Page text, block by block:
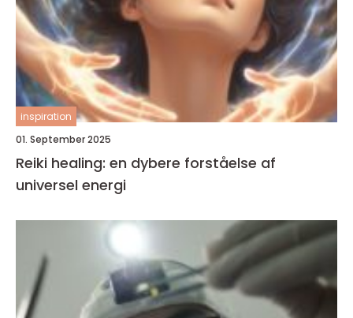
inspiration
01. September 2025
Reiki healing: en dybere forståelse af
universel energi